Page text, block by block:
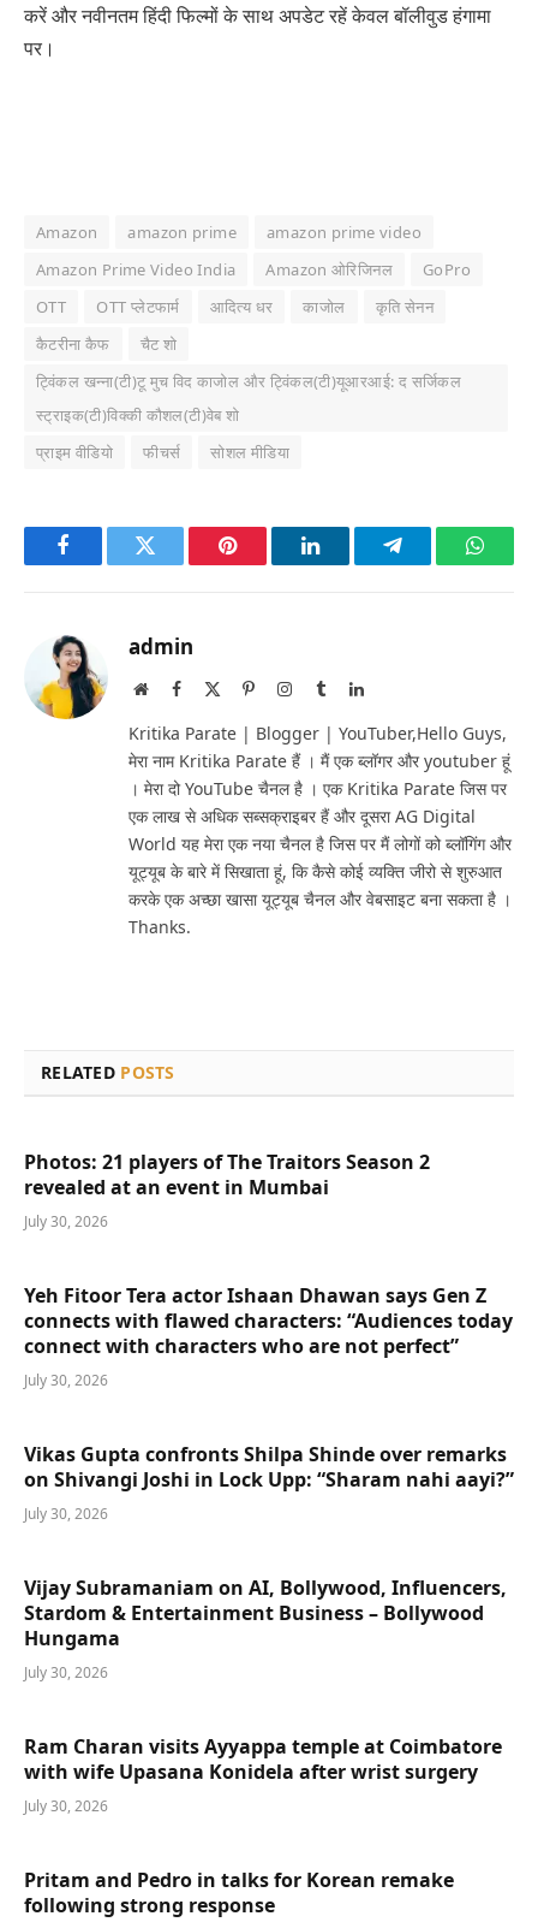
करें और नवीनतम हिंदी फिल्मों के साथ अपडेट रहें केवल बॉलीवुड हंगामा
पर।
Amazon amazon prime
amazon prime video
Amazon Prime Video India
Amazon ओरिजिनल
GoPro
OTT
OTT प्लेटफार्म आदित्य धर काजोल
कृति सेनन
कैटरीना कैफ
चैट शो
ट्विंकल खन्ना(टी)टू मुच विद काजोल और ट्विंकल(टी)यूआरआई: द सर्जिकल
स्ट्राइक(टी)विक्की कौशल(टी)वेब शो
प्राइम वीडियो
फीचर्स सोशल मीडिया
FacebookTwitter Pinterest LinkedInTelegram
admin
WebsiteFacebook PinterestInstagram
TumblrLinkedIn
Kritika Parate | Blogger | YouTuber,Hello Guys,
मेरा नाम Kritika Parate हैं । मैं एक ब्लॉगर और youtuber हूं
। मेरा दो YouTube चैनल है । एक Kritika Parate जिस पर
एक लाख से अधिक सब्सक्राइबर हैं और दूसरा AG Digital
World यह मेरा एक नया चैनल है जिस पर मैं लोगों को ब्लॉगिंग और
यूट्यूब के बारे में सिखाता हूं, कि कैसे कोई व्यक्ति जीरो से शुरुआत
करके एक अच्छा खासा यूट्यूब चैनल और वेबसाइट बना सकता है ।
Thanks.
RELATED POSTS
Photos: 21 players of The Traitors Season 2
revealed at an event in Mumbai
July 30, 2026
Yeh Fitoor Tera actor Ishaan Dhawan says Gen Z
connects with flawed characters: “Audiences today
connect with characters who are not perfect”
July 30, 2026
Vikas Gupta confronts Shilpa Shinde over remarks
on Shivangi Joshi in Lock Upp: “Sharam nahi aayi?”
July 30, 2026
Vijay Subramaniam on AI, Bollywood, Influencers,
Stardom & Entertainment Business – Bollywood
Hungama
July 30, 2026
Ram Charan visits Ayyappa temple at Coimbatore
with wife Upasana Konidela after wrist surgery
July 30, 2026
Pritam and Pedro in talks for Korean remake
following strong response